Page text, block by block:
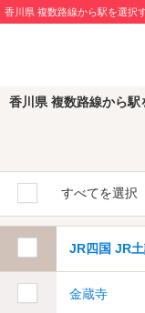
香川県 複数路線から駅を選択
香川県 複数路線から
すべてを選択
JR四国 JR土
金蔵寺